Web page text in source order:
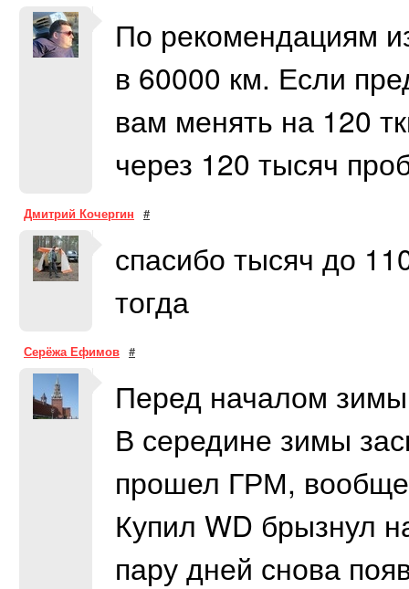
По рекомендациям
в 60000 км. Если
вам менять на 120
через 120 тысяч
Дмитрий Кочергин #
спасибо тысяч до
тогда
Серёжа Ефимов #
Перед началом
В середине зимы
прошел ГРМ,
Купил WD брызнул
пару дней снова